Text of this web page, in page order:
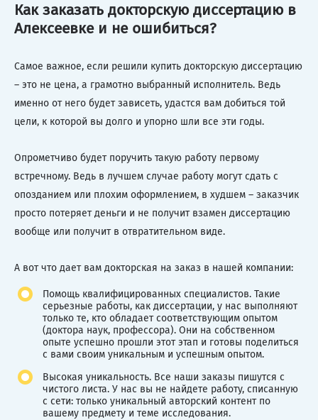
Как заказать докторскую диссертацию в
Алексеевке и не ошибиться?
Самое важное, если решили купить докторскую диссертацию
– это не цена, а грамотно выбранный исполнитель. Ведь
именно от него будет зависеть, удастся вам добиться той
цели, к которой вы долго и упорно шли все эти годы.
Опрометчиво будет поручить такую работу первому
встречному. Ведь в лучшем случае работу могут сдать с
опозданием или плохим оформлением, в худшем – заказчик
просто потеряет деньги и не получит взамен диссертацию
вообще или получит в отвратительном виде.
А вот что дает вам докторская на заказ в нашей компании:
Помощь квалифицированных специалистов. Такие
серьезные работы, как диссертации, у нас выполняют
только те, кто обладает соответствующим опытом
(доктора наук, профессора). Они на собственном
опыте успешно прошли этот этап и готовы поделиться
с вами своим уникальным и успешным опытом.
Высокая уникальность. Все наши заказы пишутся с
чистого листа. У нас вы не найдете работу, списанную
с сети: только уникальный авторский контент по
вашему предмету и теме исследования.